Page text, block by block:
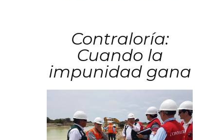
Contraloría:
Cuando la
impunidad gana